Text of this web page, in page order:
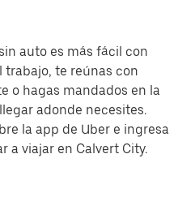
auto es más fácil con
trabajo, te reúnas con
o hagas mandados en la
adonde necesites.
la app de Uber e ingresa
a viajar en Calvert City.